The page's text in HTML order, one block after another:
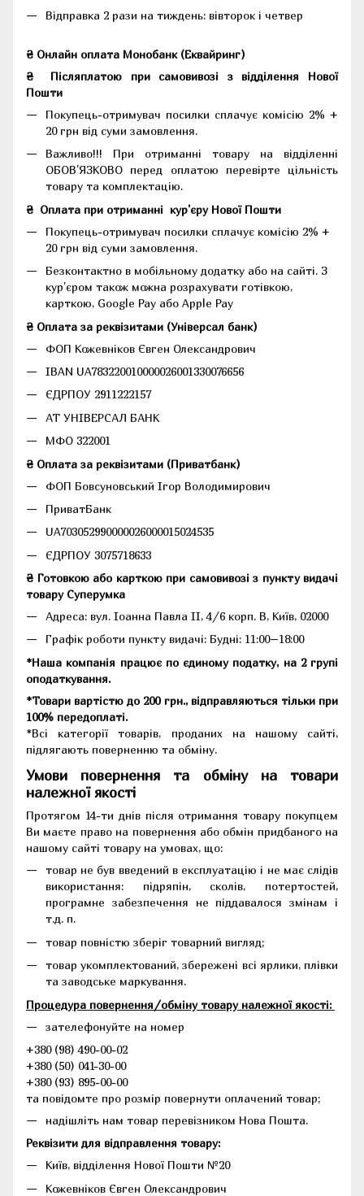
Відправка 2 рази на тиждень: вівторок і четвер
₴ Онлайн оплата Монобанк (Еквайринг)
₴
Післяплатою при самовивозі з відділення Нової
Пошти
Покупець-отримувач посилки сплачує комісію 2% +
20 грн від суми замовлення.
Важливо!!! При отриманні товару на відділенні
ОБОВ'ЯЗКОВО перед оплатою перевірте цільність
товару та комплектацію.
₴ Оплата при отриманні кур'єру Нової Пошти
Покупець-отримувач посилки сплачує комісію 2% +
20 грн від суми замовлення.
Безконтактно в мобільному додатку або на сайті. З
кур'єром також можна розрахувати готівкою,
карткою, Google Pay або Apple Pay
₴ Оплата за реквізитами (Універсал банк)
ФОП Кожевніков Євген Олександрович
IBAN UA783220010000026001330076656
ЄДРПОУ 2911222157
АТ УНІВЕРСАЛ БАНК
МФО 322001
₴ Оплата за реквізитами (Приватбанк)
ФОП Бовсуновський Ігор Володимирович
ПриватБанк
UA703052990000026000015024535
ЄДРПОУ 3075718633
₴ Готовкою або карткою при самовивозі з пункту видачі
товару Суперумка
Адреса: вул. Іоанна Павла II, 4/6 корп. В, Київ, 02000
Графік роботи пункту видачі: Будні: 11:00–18:00
*Наша компанія працює по єдиному податку, на 2 групі
оподаткування.
*Товари вартістю до 200 грн., відправляються тільки при
100% передоплаті.
*Всі категорії товарів, проданих на нашому сайті,
підлягають поверненню та обміну.
Умови повернення та обміну на товари
належної якості
Протягом 14-ти днів після отримання товару покупцем
Ви маєте право на повернення або обмін придбаного на
нашому сайті товару на умовах, що:
товар не був введений в експлуатацію і не має слідів
використання: підряпін, сколів, потертостей,
програмне забезпечення не піддавалося змінам і
т.д. п.
товар повністю зберіг товарний вигляд;
товар укомплектований, збережені всі ярлики, плівки
та заводське маркування.
Процедура повернення/обміну товару належної якості:
зателефонуйте на номер
+380 (98) 490-00-02
+380 (50) 041-30-00
+380 (93) 895-00-00
та повідомте про розмір повернути оплачений товар;
надішліть нам товар перевізником Нова Пошта.
Реквізити для відправлення товару:
Київ, відділення Нової Пошти №20
Кожевніков Євген Олександрович